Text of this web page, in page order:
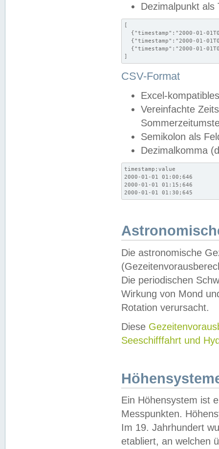
Dezimalpunkt als
[
{"timestamp":"2000-01-
{"timestamp":"2000-01-
{"timestamp":"2000-01-
]
CSV-Format
Excel-
Vereinfachte
Semikolon als
Dezimalkomma
timestamp;value
2000-01-01 01:00;646
2000-01-01 01:15;646
2000-01-01 01:30;645
Die astronomische
Die periodischen
Wirkung von Mond
Rotation verursacht.
Diese
Seeschifffahrt und
Ein Höhensystem ist
Messpunkten.
Im 19. Jahrhundert
etabliert, an welchen